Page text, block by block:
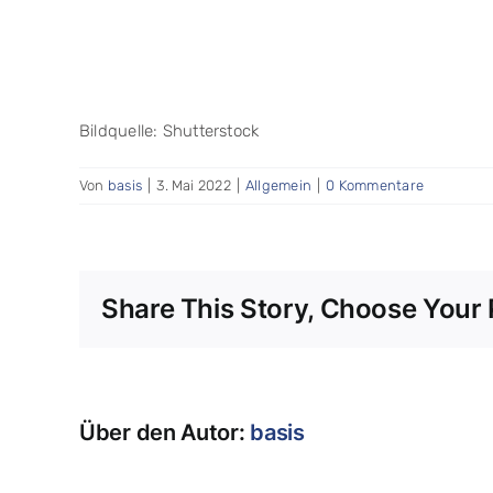
Bildquelle: Shutterstock
Von basis 3. Mai 2022 Allgemein 0 Kommentare
Share This Story, Choose Your
Über den Autor: basis